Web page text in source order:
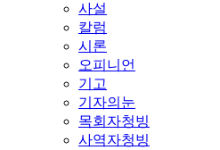
사설
칼럼
시론
오피니언
기고
기자의눈
목회자청빙
사역자청빙